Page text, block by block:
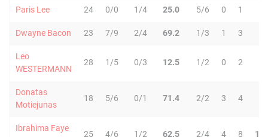
Paris Lee 24 0/0 1/4 25.0 5/6 0 1
Dwayne Bacon 23 7/9 2/4 69.2 1/3 1 3
Leo
WESTERMANN
28 1/5 0/3 12.5 1/2 0 2
Donatas
Motiejunas
18 5/6 0/1 71.4 2/2 3 4
Ibrahima Faye
25 4/6 1/2 62.5 2/4 4 8 12